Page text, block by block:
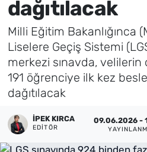
dağıtılacak
Milli Eğitim Bakanlığınca
Liselere Geçiş Sistemi
merkezi sınavda,
191 öğrenciye ilk kez
dağıtılacak
İPEK KIRCA
EDITÖR
09.06.2026 -
Foto Galeri
Künye
İletişim